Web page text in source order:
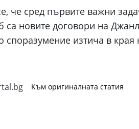
че сред първите важни
са новите договори на
споразумение изтича в края
Към оригиналната статия